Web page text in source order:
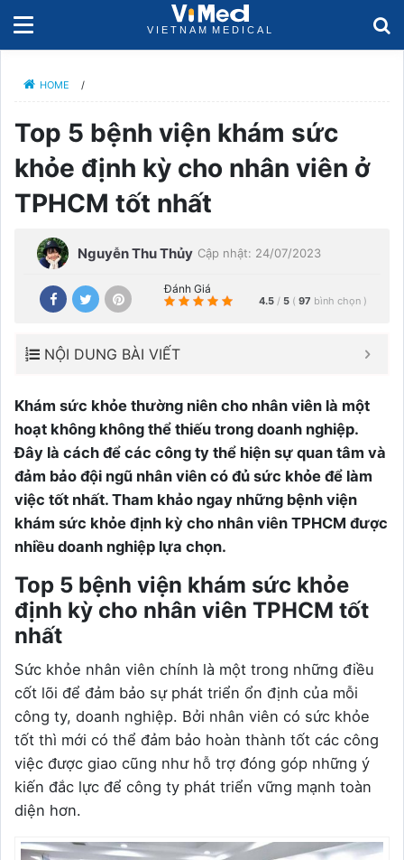
HOME /
Top 5 bệnh viện khám sức
khỏe định kỳ cho nhân viên ở
TPHCM tốt nhất
Nguyễn Thu Thủy Cập nhật: 24/07/2023
Đánh Giá
4.5 / 5 ( 97 bình chọn )
NỘI DUNG BÀI VIẾT
Khám sức khỏe thường niên cho nhân viên là một
hoạt không không thể thiếu trong doanh nghiệp.
Đây là cách để các công ty thể hiện sự quan tâm và
đảm bảo đội ngũ nhân viên có đủ sức khỏe để làm
việc tốt nhất. Tham khảo ngay những bệnh viện
khám sức khỏe định kỳ cho nhân viên TPHCM được
nhiều doanh nghiệp lựa chọn.
Top 5 bệnh viện khám sức khỏe
định kỳ cho nhân viên TPHCM tốt
nhất
Sức khỏe nhân viên chính là một trong những điều
cốt lõi để đảm bảo sự phát triển ổn định của mỗi
công ty, doanh nghiệp. Bởi nhân viên có sức khỏe
tốt thì mới có thể đảm bảo hoàn thành tốt các công
việc được giao cũng như hỗ trợ đóng góp những ý
kiến đắc lực để công ty phát triển vững mạnh toàn
diện hơn.